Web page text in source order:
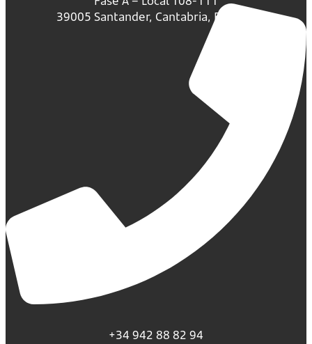
39005 Santander, Cantabria, España.
+34 942 88 82 94